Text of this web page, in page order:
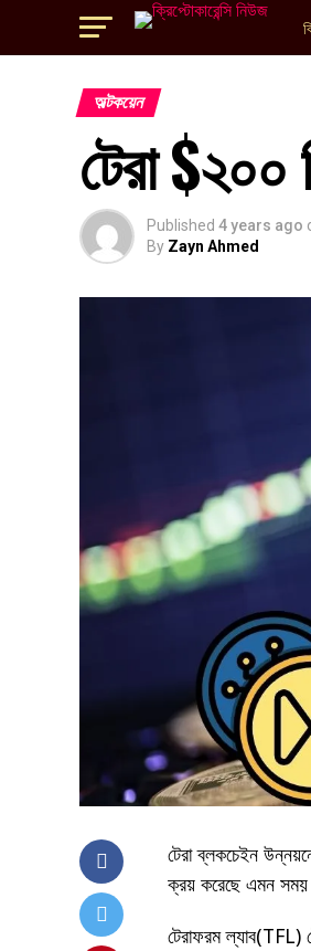
অল্টকয়েন
টেরা
Published 4 years ago
By Zayn Ahmed
টেরা ব্লকচেইন
ক্রয় করেছে এমন সময়
টেরাফরম ল্যাব(TFL)